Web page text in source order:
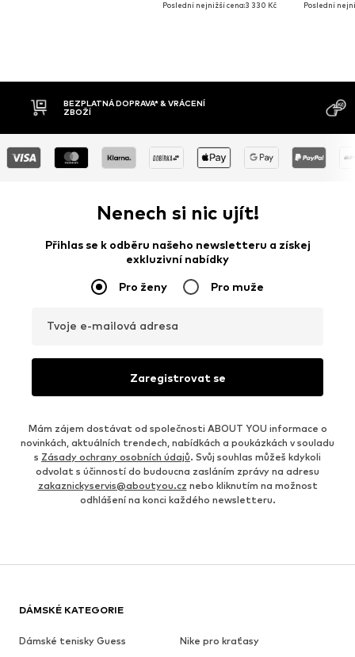
Poslední nejnižší cena:3 330 Kč Poslední
BEZPLATNÁ DOPRAVA* & VRÁCENÍ
ZBOŽÍ
Nenech si nic ujít!
Přihlas se k odběru našeho newsletteru a získej
exkluzivní nabídky
Pro ženy Pro muže
Tvoje e-mailová adresa
Zaregistrovat se
Mám zájem dostávat od společnosti ABOUT YOU informace o
novinkách, aktuálních trendech, nabídkách a poukázkách v souladu
s Zásady ochrany osobních údajů. Svůj souhlas můžeš kdykoli
odvolat s účinností do budoucna zasláním zprávy na adresu
zakaznickyservis@aboutyou.cz nebo kliknutím na možnost
odhlášení na konci každého newsletteru.
DÁMSKÉ KATEGORIE
Dámské tenisky Guess
Nike pro kraťasy